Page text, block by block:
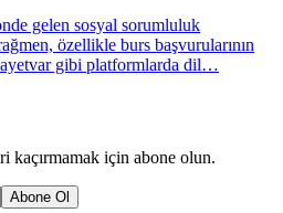
gelen sosyal sorumluluk
özellikle burs başvurularının
gibi platformlarda dil…
kaçırmamak için abone olun.
Abone Ol